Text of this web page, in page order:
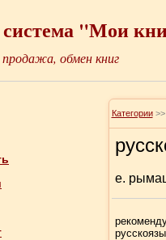
"Мои
продажа, обмен книг
Категории >>
е.